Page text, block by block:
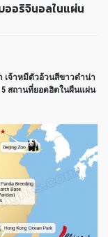
ออริจินอลในแผ่น
เจ้าหมีตัวอ้วนสีขาวดำน่า
สถานที่ยอดฮิตในผืนแผ่น